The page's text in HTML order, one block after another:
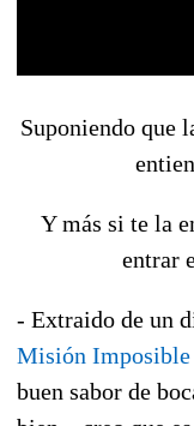
Suponiendo que
Y más si te la
entrar
- Extraido de un
Misión Imposible
buen sabor de